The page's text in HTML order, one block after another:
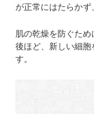
が正常にはたらかず
肌の乾燥を防ぐため
後ほど、新しい細胞
す。